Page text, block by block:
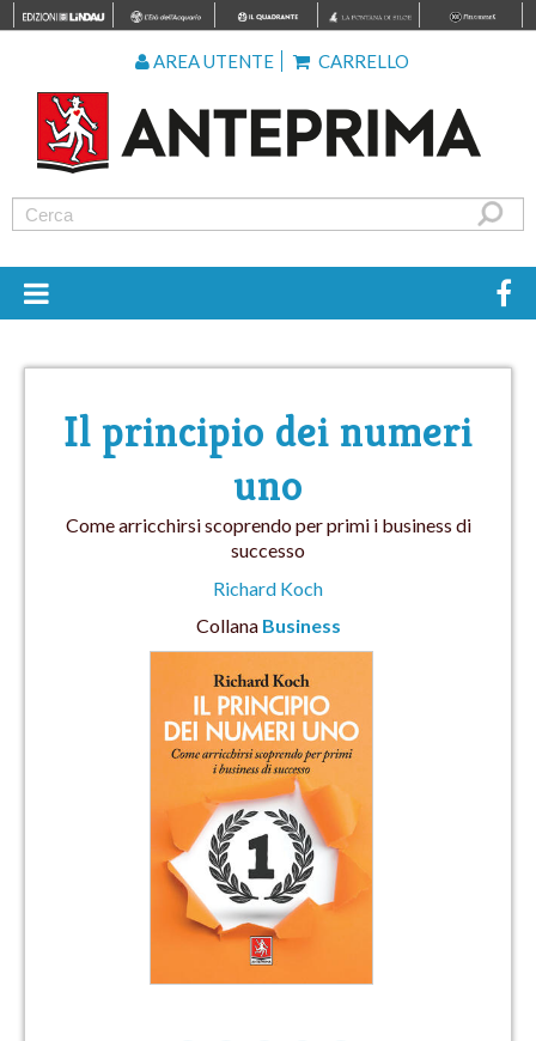
AREA UTENTE CARRELLO
Il principio dei numeri
uno
Come arricchirsi scoprendo per primi i business di
successo
Richard Koch
Collana Business